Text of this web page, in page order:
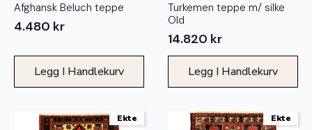
Afghansk Beluch teppe
4.480 kr
Legg I Handlekurv
Turkemen teppe m/ silke
Old
14.820 kr
Legg I Handlekurv
Ekte Ekte